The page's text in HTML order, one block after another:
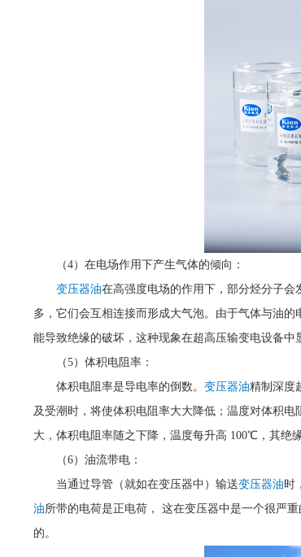
（4）在电场作用下产生气体的倾向：
变压器油在高强度电场的作用下，部分烃分子
多，它们会互相连接而形成大气泡。由于气体与油
能导致绝缘的破坏，这种现象在超高压输变电设备
（5）体积电阻率：
体积电阻率是导电率的倒数。 变压器油精制深度
及受潮时，将使体积电阻率大大降低；温度对体积
大，体积电阻率随之下降，温度每升高 100℃，其绝
（6）油流带电：
当通过导管（就如在变压器中）输送变压器油时
油所带的电荷是正电荷， 这在变压器中是一个很严
的。